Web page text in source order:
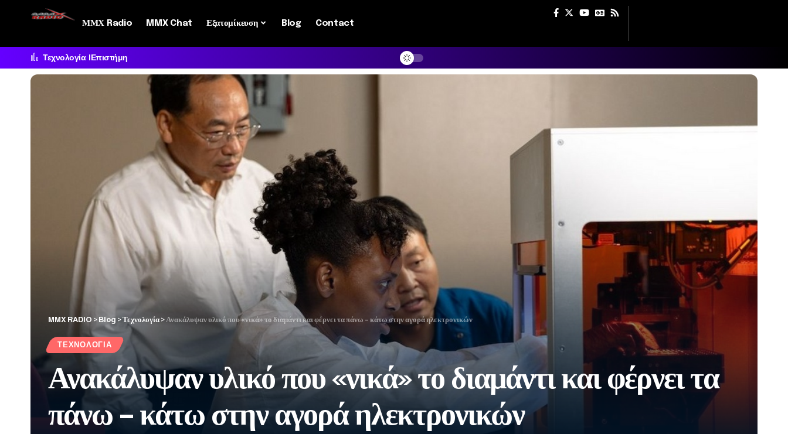
ΜΜΧ Radio MMX Chat Εξατομίκευση Blog Contact
Τεχνολογία Επιστήμη
MMX RADIO > Blog >Τεχνολογία >Ανακάλυψαν υλικό που «νικά» το διαμάντι και φέρνει τα πάνω – κάτω στην αγορά ηλεκτρονικών
ΤΕΧΝΟΛΟΓΊΑ
Ανακάλυψαν υλικό που «νικά» το διαμάντι και φέρνει τα
πάνω – κάτω στην αγορά ηλεκτρονικών